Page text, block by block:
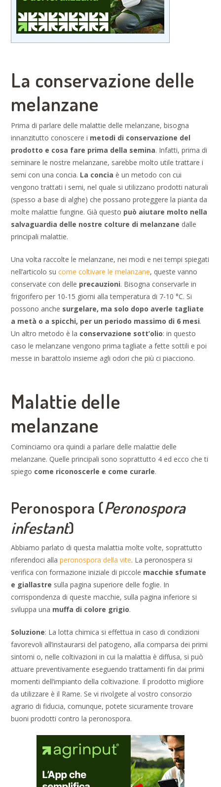
La conservazione delle
melanzane
Prima di parlare delle malattie delle melanzane, bisogna
innanzitutto conoscere i metodi di conservazione del
prodotto e cosa fare prima della semina. Infatti, prima di
seminare le nostre melanzane, sarebbe molto utile trattare i
semi con una concia. La concia è un metodo con cui
vengono trattati i semi, nel quale si utilizzano prodotti naturali
(spesso a base di alghe) che possano proteggere la pianta da
molte malattie fungine. Già questo può aiutare molto nella
salvaguardia delle nostre colture di melanzane dalle
principali malattie.
Una volta raccolte le melanzane, nei modi e nei tempi spiegati
nell’articolo sucome coltivare le melanzane, queste vanno
conservate con delle precauzioni. Bisogna conservarle in
frigorifero per 10-15 giorni alla temperatura di 7-10 °C. Si
possono anche surgelare, ma solo dopo averle tagliate
a metà o a spicchi, per un periodo massimo di 6 mesi.
Un altro metodo è la conservazione sott’olio: in questo
caso le melanzane vengono prima tagliate a fette sottili e poi
messe in barattolo insieme agli odori che più ci piacciono.
Malattie delle
melanzane
Cominciamo ora quindi a parlare delle malattie delle
melanzane. Quelle principali sono soprattutto 4 ed ecco che ti
spiego come riconoscerle e come curarle.
Peronospora (Peronospora
infestant)
Abbiamo parlato di questa malattia molte volte, soprattutto
riferendoci allaperonospora della vite. La peronospera si
verifica con formazione iniziale di piccole macchie sfumate
e giallastre sulla pagina superiore delle foglie. In
corrispondenza di queste macchie, sulla pagina inferiore si
sviluppa una muffa di colore grigio.
Soluzione: La lotta chimica si effettua in caso di condizioni
favorevoli all’instaurarsi del patogeno, alla comparsa dei primi
sintomi o, nelle coltivazioni in cui la malattia è diffusa, si può
attuare preventivamente eseguendo trattamenti fin dai primi
momenti dell’impianto della coltivazione. Il prodotto migliore
da utilizzare è il Rame. Se vi rivolgete al vostro consorzio
agrario di fiducia, comunque, potete sicuramente trovare
buoni prodotti contro la peronospora.